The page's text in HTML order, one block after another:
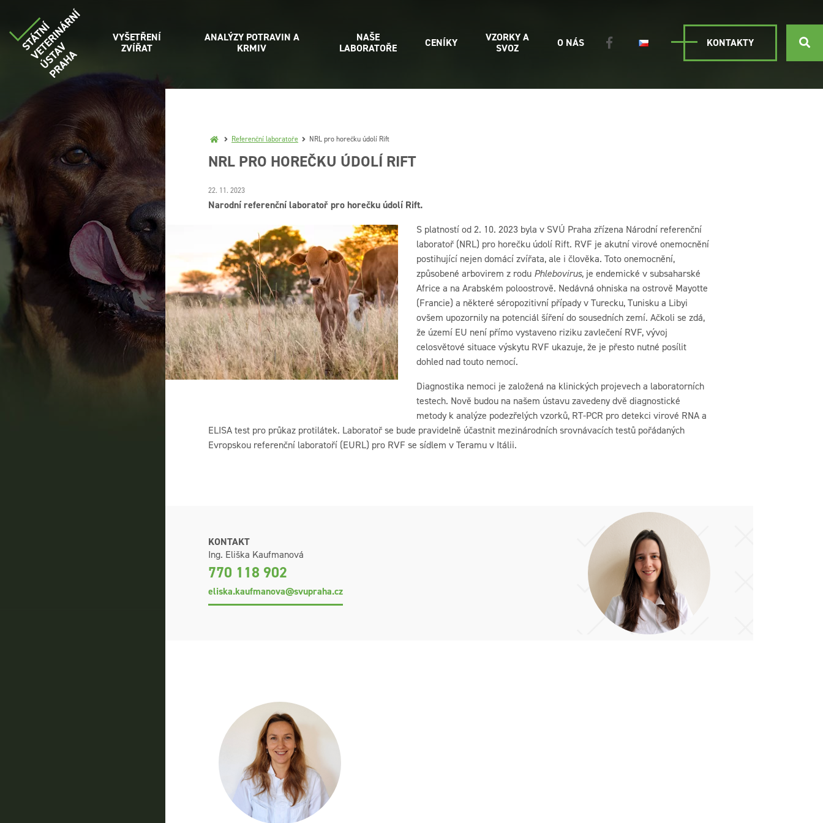
VYŠETŘENÍ
ZVÍŘAT
ANALÝZY POTRAVIN A
KRMIV
NAŠE
LABORATOŘE
CENÍKY
VZORKY A
SVOZ
O NÁS KONTAKTY
Referenční laboratoře NRL pro horečku údolí Rift
NRL PRO HOREČKU ÚDOLÍ RIFT
22. 11. 2023
Narodní referenční laboratoř pro horečku údolí Rift.
S platností od 2. 10. 2023 byla v SVÚ Praha zřízena Národní referenční
laboratoř (NRL) pro horečku údolí Rift. RVF je akutní virové onemocnění
postihující nejen domácí zvířata, ale i člověka. Toto onemocnění,
způsobené arbovirem z rodu Phlebovirus, je endemické v subsaharské
Africe a na Arabském poloostrově. Nedávná ohniska na ostrově Mayotte
(Francie) a některé séropozitivní případy v Turecku, Tunisku a Libyi
ovšem upozornily na potenciál šíření do sousedních zemí. Ačkoli se zdá,
že území EU není přímo vystaveno riziku zavlečení RVF, vývoj
celosvětové situace výskytu RVF ukazuje, že je přesto nutné posílit
dohled nad touto nemocí.
Diagnostika nemoci je založená na klinických projevech a laboratorních
testech. Nově budou na našem ústavu zavedeny dvě diagnostické
metody k analýze podezřelých vzorků, RT-PCR pro detekci virové RNA a
ELISA test pro průkaz protilátek. Laboratoř se bude pravidelně účastnit mezinárodních srovnávacích testů pořádaných
Evropskou referenční laboratoří (EURL) pro RVF se sídlem v Teramu v Itálii.
KONTAKT
Ing. Eliška Kaufmanová
770 118 902
eliska.kaufmanova@svupraha.cz